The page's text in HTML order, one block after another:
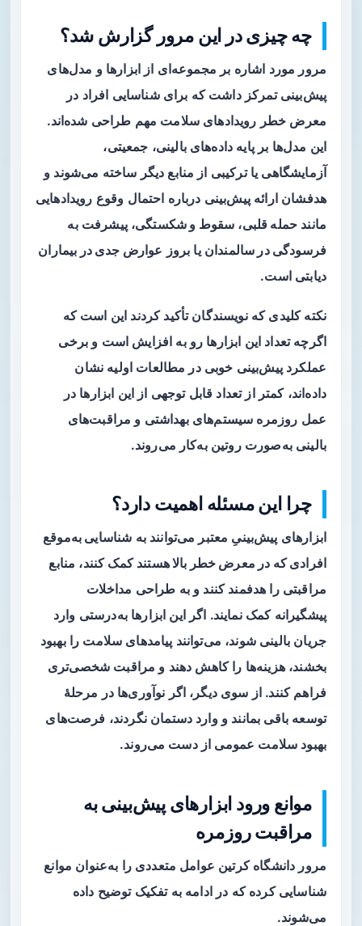
چه چیزی در این مرور گزارش شد؟
مرور مورد اشاره بر مجموعه‌ای از ابزارها و مدل‌های
پیش‌بینی تمرکز داشت که برای شناسایی افراد در
معرض خطر رویدادهای سلامت مهم طراحی شده‌اند.
این مدل‌ها بر پایه داده‌های بالینی، جمعیتی،
آزمایشگاهی یا ترکیبی از منابع دیگر ساخته می‌شوند و
هدفشان ارائه پیش‌بینی‌ درباره احتمال وقوع رویدادهایی
مانند حمله قلبی، سقوط و شکستگی، پیشرفت به
فرسودگی در سالمندان یا بروز عوارض جدی در بیماران
دیابتی است.
نکته کلیدی که نویسندگان تأکید کردند این است که
اگرچه تعداد این ابزارها رو به افزایش است و برخی
عملکرد پیش‌بینی خوبی در مطالعات اولیه نشان
داده‌اند، کمتر از تعداد قابل توجهی از این ابزارها در
عمل روزمره سیستم‌های بهداشتی و مراقبت‌های
بالینی به‌صورت روتین به‌کار می‌روند.
چرا این مسئله اهمیت دارد؟
ابزارهای پیش‌بینیِ معتبر می‌توانند به شناسایی به‌موقع
افرادی که در معرض خطر بالا هستند کمک کنند، منابع
مراقبتی را هدفمند کنند و به طراحی مداخلات
پیشگیرانه کمک نمایند. اگر این ابزارها به‌درستی وارد
جریان بالینی شوند، می‌توانند پیامدهای سلامت را بهبود
بخشند، هزینه‌ها را کاهش دهند و مراقبت شخصی‌تری
فراهم کنند. از سوی دیگر، اگر نوآوری‌ها در مرحلۀ
توسعه باقی بمانند و وارد دستمان نگردند، فرصت‌های
بهبود سلامت عمومی از دست می‌روند.
موانع ورود ابزارهای پیش‌بینی به
مراقبت روزمره
مرور دانشگاه کرتین عوامل متعددی را به‌عنوان موانع
شناسایی کرده که در ادامه به تفکیک توضیح داده
می‌شوند.